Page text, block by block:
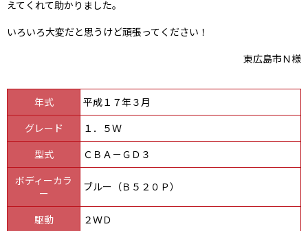
えてくれて助かりました。
いろいろ大変だと思うけど頑張ってください！
東広島市Ｎ様
年式
平成１７年３月
グレード
１．５Ｗ
型式
ＣＢＡ－ＧＤ３
ボディーカラ
ー
ブルー（Ｂ５２０Ｐ）
駆動
２ＷＤ